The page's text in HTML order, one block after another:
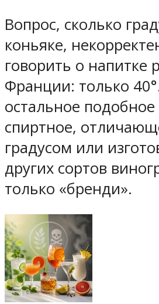
Вопрос, сколько
коньяке,
говорить о напитке
Франции: только
остальное подобное
спиртное,
градусом или
других сортов
только «бренди».